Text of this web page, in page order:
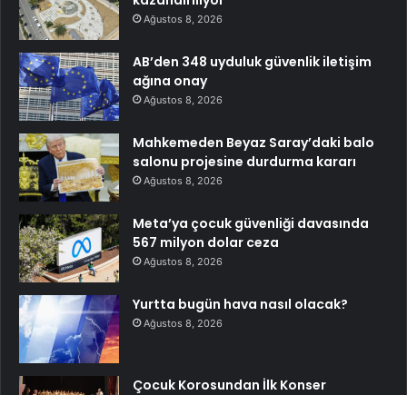
Ağustos 8, 2026
AB’den 348 uyduluk güvenlik iletişim
ağına onay
Ağustos 8, 2026
Mahkemeden Beyaz Saray’daki balo
salonu projesine durdurma kararı
Ağustos 8, 2026
Meta’ya çocuk güvenliği davasında
567 milyon dolar ceza
Ağustos 8, 2026
Yurtta bugün hava nasıl olacak?
Ağustos 8, 2026
Çocuk Korosundan İlk Konser